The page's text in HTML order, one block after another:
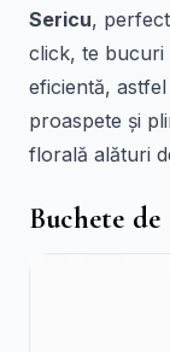
Sericu,
click, te bucuri
eficientă,
proaspete și
florală alături
Buchete